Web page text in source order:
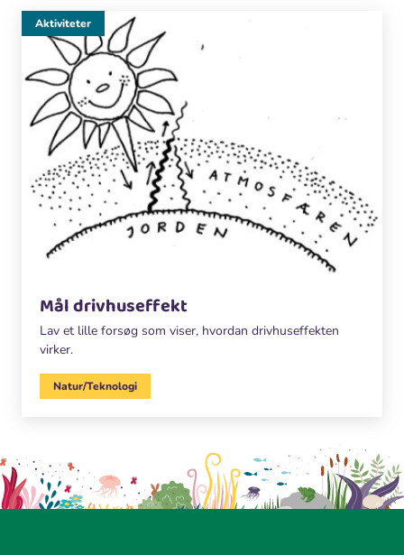
Mål drivhuseffekt
Lav et lille forsøg som viser, hvordan drivhuseffekten
virker.
Aktiviteter
Natur/Teknologi